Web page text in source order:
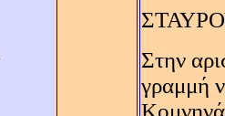
Στην
γραμμή